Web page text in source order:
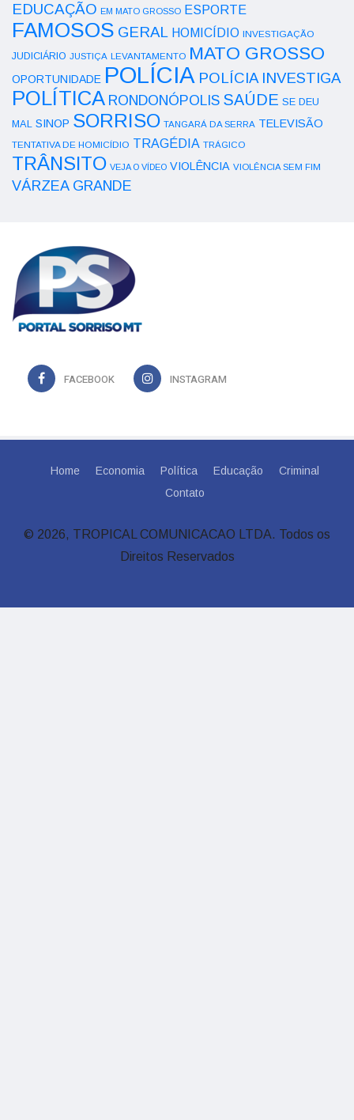
EDUCAÇÃO EM MATO GROSSO ESPORTE
FAMOSOS GERAL HOMICÍDIO INVESTIGAÇÃO
JUDICIÁRIO JUSTIÇA LEVANTAMENTO MATO GROSSO
OPORTUNIDADE POLÍCIA POLÍCIA INVESTIGA
POLÍTICA RONDONÓPOLIS SAÚDE SE DEU
MAL SINOP SORRISO TANGARÁ DA SERRA TELEVISÃO
TENTATIVA DE HOMICÍDIO TRAGÉDIA TRÁGICO
TRÂNSITO VEJA O VÍDEO VIOLÊNCIA VIOLÊNCIA SEM FIM
VÁRZEA GRANDE
FACEBOOK INSTAGRAM
Home Economia Política Educação
Criminal
Contato
© 2026, TROPICAL COMUNICACAO LTDA. Todos os
Direitos Reservados